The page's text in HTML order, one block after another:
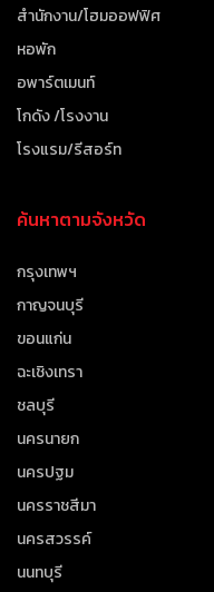
สำนักงาน/โฮมออฟฟิศ
หอพัก
อพาร์ตเมนท์
โกดัง /โรงงาน
โรงแรม/รีสอร์ท
ค้นหาตามจังหวัด
กรุงเทพฯ
กาญจนบุรี
ขอนแก่น
ฉะเชิงเทรา
ชลบุรี
นครนายก
นครปฐม
นครราชสีมา
นครสวรรค์
นนทบุรี